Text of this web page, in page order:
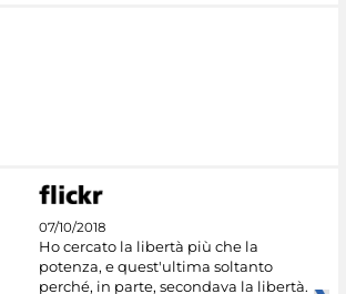
07/10/2018
Ho cercato la libertà più che la
potenza, e quest'ultima soltanto
perché, in parte, secondava la libertà.